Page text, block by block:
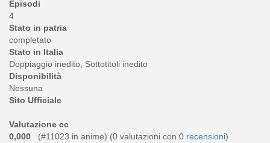
Episodi
4
Stato in patria
completato
Stato in Italia
Doppiaggio inedito, Sottotitoli inedito
Disponibilità
Nessuna
Sito Ufficiale
Valutazione cc
0,000
(#11023 in anime) (0 valutazioni con 0 recensioni)